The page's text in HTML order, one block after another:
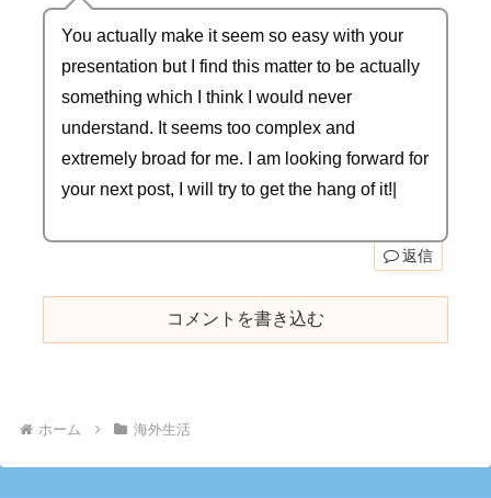
You actually make it seem so easy with your
presentation but I find this matter to be actually
something which I think I would never
understand. It seems too complex and
extremely broad for me. I am looking forward for
your next post, I will try to get the hang of it!|
返信
コメントを書き込む
ホーム 海外生活